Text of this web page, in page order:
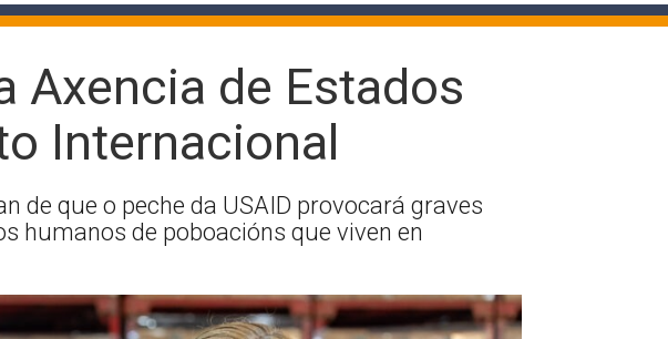
Axencia de Estados
Internacional
de que o peche da USAID provocará graves
humanos de poboacións que viven en